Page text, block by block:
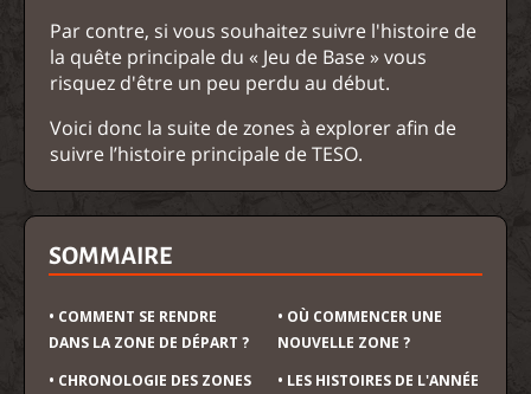
Par contre, si vous souhaitez suivre l'histoire de
la quête principale du « Jeu de Base » vous
risquez d'être un peu perdu au début.
Voici donc la suite de zones à explorer afin de
suivre l’histoire principale de TESO.
SOMMAIRE
• COMMENT SE RENDRE
DANS LA ZONE DE DÉPART ?
• OÙ COMMENCER UNE
NOUVELLE ZONE ?
• CHRONOLOGIE DES ZONES
• LES HISTOIRES DE L'ANNÉE